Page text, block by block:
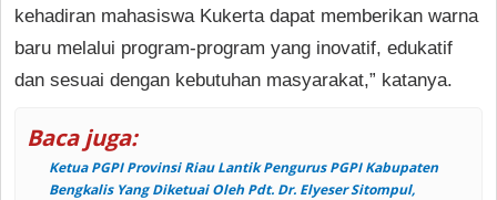
kehadiran mahasiswa Kukerta dapat memberikan warna
baru melalui program-program yang inovatif, edukatif
dan sesuai dengan kebutuhan masyarakat,” katanya.
Baca juga:
Ketua PGPI Provinsi Riau Lantik Pengurus PGPI Kabupaten
Bengkalis Yang Diketuai Oleh Pdt. Dr. Elyeser Sitompul,